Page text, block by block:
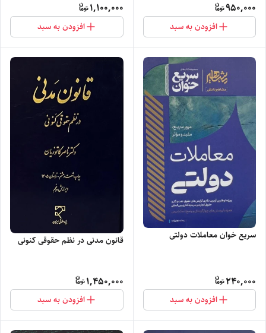
950,000
افزودن به سبد
1,100,000
افزودن به سبد
سریع خوان معاملات دولتی
240,000
افزودن به سبد
قانون مدنی در نظم حقوقی کنونی
1,450,000
افزودن به سبد